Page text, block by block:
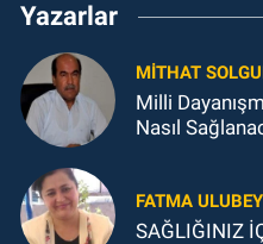
Yazarlar
MITHAT
Milli
Nasıl
FATMA ULUBEY
SAĞLIĞINIZ